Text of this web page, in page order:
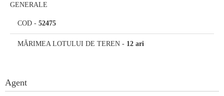
GENERALE
COD - 52475
MĂRIMEA LOTULUI DE TEREN - 12 ari
Agent